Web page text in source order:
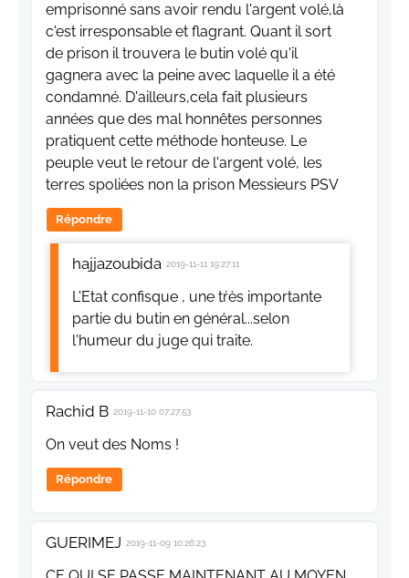
emprisonné sans avoir rendu l'argent volé,là
c'est irresponsable et flagrant. Quant il sort
de prison il trouvera le butin volé qu'il
gagnera avec la peine avec laquelle il a été
condamné. D'ailleurs,cela fait plusieurs
années que des mal honnêtes personnes
pratiquent cette méthode honteuse. Le
peuple veut le retour de l'argent volé, les
terres spoliées non la prison Messieurs PSV
Répondre
hajjazoubida 2019-11-11 19:27:11
L'Etat confisque , une tŕès importante
partie du butin en général...selon
l'humeur du juge qui traite.
Rachid B 2019-11-10 07:27:53
On veut des Noms !
Répondre
GUERIMEJ 2019-11-09 10:26:23